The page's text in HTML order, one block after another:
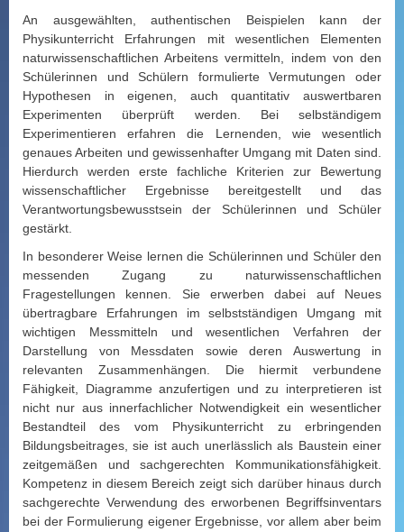
An ausgewählten, authentischen Beispielen kann der
Physikunterricht Erfahrungen mit wesentlichen Elementen
naturwissenschaftlichen Arbeitens vermitteln, indem von den
Schülerinnen und Schülern formulierte Vermutungen oder
Hypothesen in eigenen, auch quantitativ auswertbaren
Experimenten überprüft werden. Bei selbständigem
Experimentieren erfahren die Lernenden, wie wesentlich
genaues Arbeiten und gewissenhafter Umgang mit Daten sind.
Hierdurch werden erste fachliche Kriterien zur Bewertung
wissenschaftlicher Ergebnisse bereitgestellt und das
Verantwortungsbewusstsein der Schülerinnen und Schüler
gestärkt.
In besonderer Weise lernen die Schülerinnen und Schüler den
messenden Zugang zu naturwissenschaftlichen
Fragestellungen kennen. Sie erwerben dabei auf Neues
übertragbare Erfahrungen im selbstständigen Umgang mit
wichtigen Messmitteln und wesentlichen Verfahren der
Darstellung von Messdaten sowie deren Auswertung in
relevanten Zusammenhängen. Die hiermit verbundene
Fähigkeit, Diagramme anzufertigen und zu interpretieren ist
nicht nur aus innerfachlicher Notwendigkeit ein wesentlicher
Bestandteil des vom Physikunterricht zu erbringenden
Bildungsbeitrages, sie ist auch unerlässlich als Baustein einer
zeitgemäßen und sachgerechten Kommunikationsfähigkeit.
Kompetenz in diesem Bereich zeigt sich darüber hinaus durch
sachgerechte Verwendung des erworbenen Begriffsinventars
bei der Formulierung eigener Ergebnisse, vor allem aber beim